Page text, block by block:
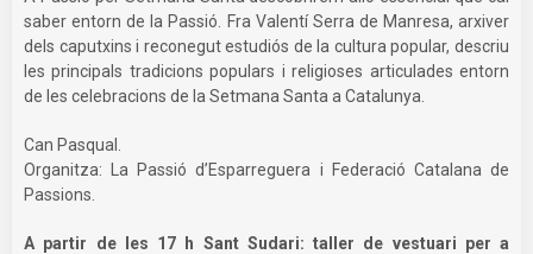
saber entorn de la Passió. Fra Valentí Serra de Manresa, arxiver
dels caputxins i reconegut estudiós de la cultura popular, descriu
les principals tradicions populars i religioses articulades entorn
de les celebracions de la Setmana Santa a Catalunya.
Can Pasqual.
Organitza: La Passió d’Esparreguera i Federació Catalana de
Passions.
A partir de les 17 h Sant Sudari: taller de vestuari per a